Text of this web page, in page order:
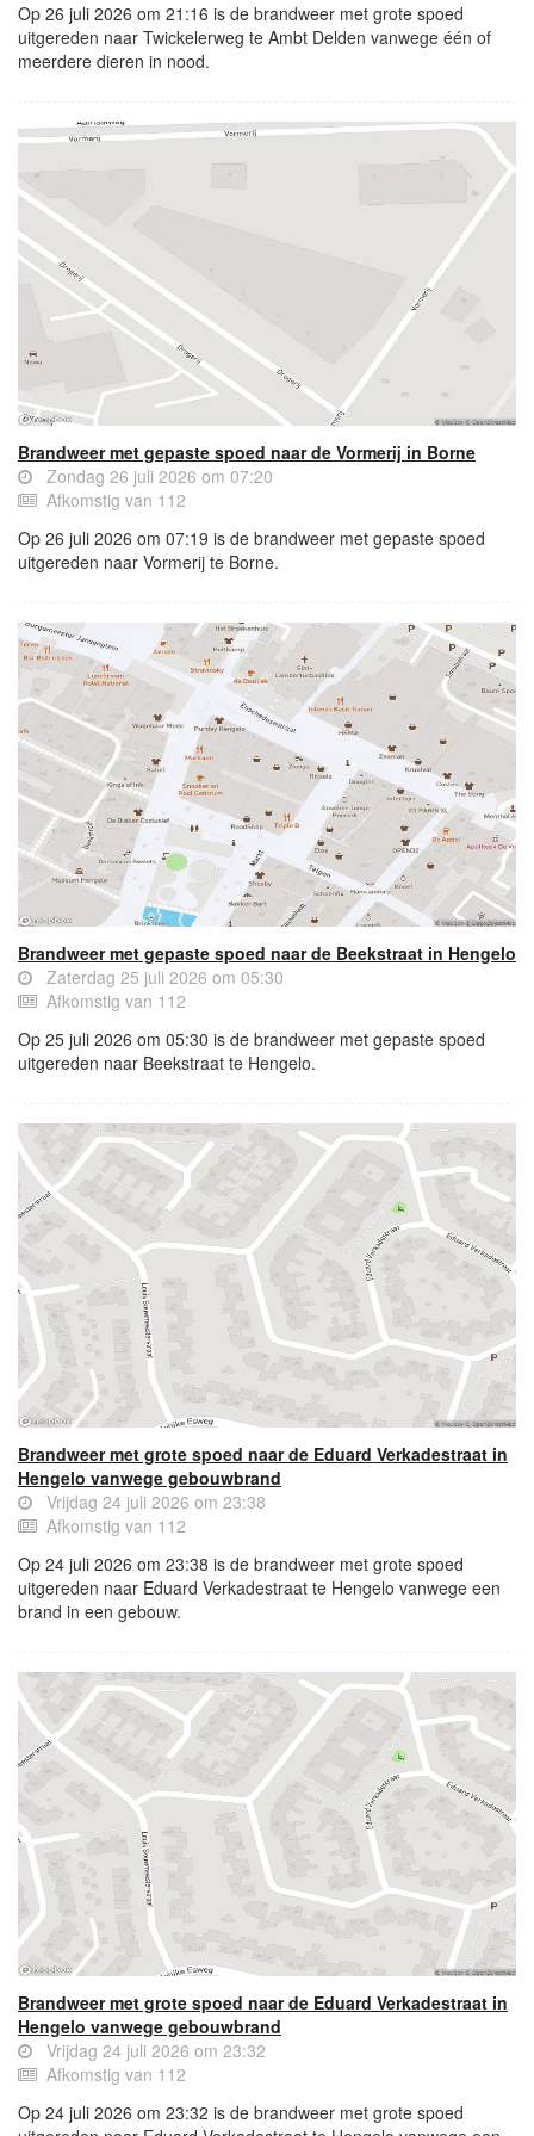
Op 26 juli 2026 om 21:16 is de brandweer met grote spoed
uitgereden naar Twickelerweg te Ambt Delden vanwege één of
meerdere dieren in nood.
Brandweer met gepaste spoed naar de Vormerij in Borne
Zondag 26 juli 2026 om 07:20
Afkomstig van 112
Op 26 juli 2026 om 07:19 is de brandweer met gepaste spoed
uitgereden naar Vormerij te Borne.
Brandweer met gepaste spoed naar de Beekstraat in Hengelo
Zaterdag 25 juli 2026 om 05:30
Afkomstig van 112
Op 25 juli 2026 om 05:30 is de brandweer met gepaste spoed
uitgereden naar Beekstraat te Hengelo.
Brandweer met grote spoed naar de Eduard Verkadestraat in
Hengelo vanwege gebouwbrand
Vrijdag 24 juli 2026 om 23:38
Afkomstig van 112
Op 24 juli 2026 om 23:38 is de brandweer met grote spoed
uitgereden naar Eduard Verkadestraat te Hengelo vanwege een
brand in een gebouw.
Brandweer met grote spoed naar de Eduard Verkadestraat in
Hengelo vanwege gebouwbrand
Vrijdag 24 juli 2026 om 23:32
Afkomstig van 112
Op 24 juli 2026 om 23:32 is de brandweer met grote spoed